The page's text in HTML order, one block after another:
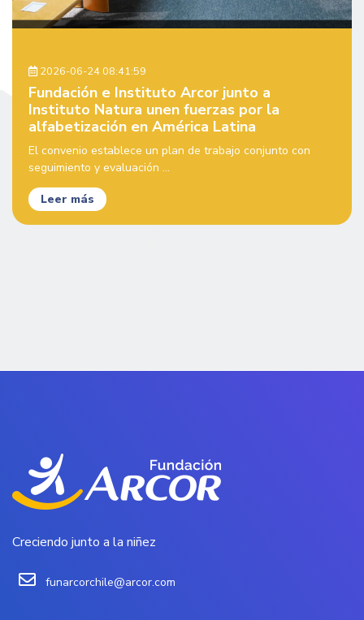
2026-06-24 08:41:59
Fundación e Instituto Arcor junto a
Instituto Natura unen fuerzas por la
alfabetización en América Latina
El convenio establece un plan de trabajo conjunto con
seguimiento y evaluación ...
Leer más
Creciendo junto a la niñez
funarcorchile@arcor.com